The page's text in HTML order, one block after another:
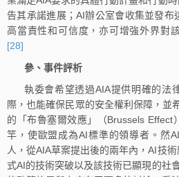
告其承諾進展；AI辦公室會收集並發布
高當責性和可信度，亦可增強外界對
[28]
參、事件評析
執委會希望透過AIA提供明確的法
際，也能確保民眾的安全權利保障，並
的「布魯塞爾效應」（Brussels Effect
竿，使歐盟成為AI標準的領導者。然
人，從AIA草案提出後的兩年內，AI技
式AI的技術突破以及該技術已顯現的社